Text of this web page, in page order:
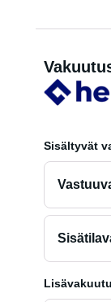
Sisältyvät